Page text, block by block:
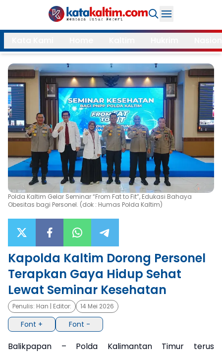
Daerah
Kukar
Samarinda
Bontang
Balikpapan
Kubar
Kutim
PPU
Mahulu
Paser
Berau
More
Internasional
Feature
Hidup
×
Search
Polda Kaltim Gelar Seminar “From Fat to Fit”, Edukasi Bahaya
Obesitas bagi Personel. (dok : Humas Polda Kaltim)
Kapolda Kaltim Dorong Personel
Terapkan Gaya Hidup Sehat
Lewat Seminar Kesehatan
Penulis: Han | Editor: 14 Mei 2026
Font + Font -
Balikpapan – Polda Kalimantan Timur terus